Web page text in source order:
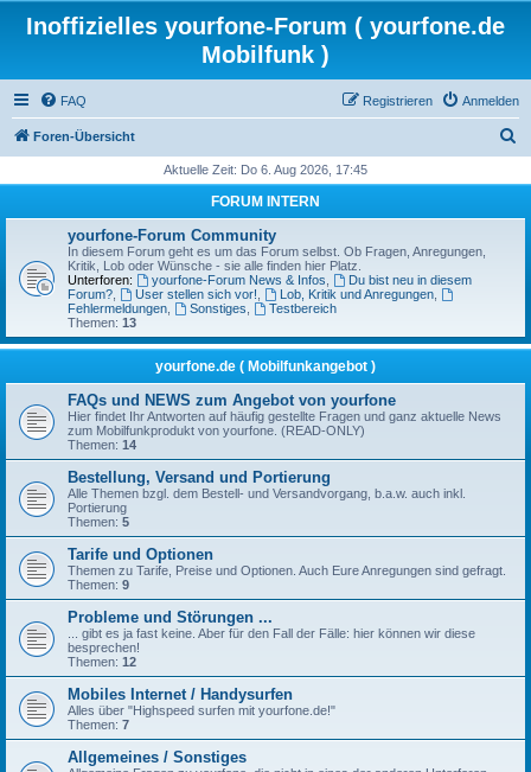
Inoffizielles yourfone-Forum ( yourfone.de
Mobilfunk )
FAQ Anmelden
Registrieren
Foren-Übersicht
h
Aktuelle Zeit: Do 6. Aug 2026, 17:45
FORUM INTERN
yourfone-Forum Community
In diesem Forum geht es um das Forum selbst. Ob Fragen, Anregungen,
Kritik, Lob oder Wünsche - sie alle finden hier Platz.
Unterforen:
yourfone-Forum News & Infos
Du bist neu in diesem
Forum?
User stellen sich vor! Lob, Kritik und Anregungen,
Fehlermeldungen
Sonstiges
Testbereich
Themen: 13
yourfone.de ( Mobilfunkangebot )
FAQs und NEWS zum Angebot von yourfone
Hier findet Ihr Antworten auf häufig gestellte Fragen und ganz aktuelle News
zum Mobilfunkprodukt von yourfone. (READ-ONLY)
Themen: 14
Bestellung, Versand und Portierung
Alle Themen bzgl. dem Bestell- und Versandvorgang, b.a.w. auch inkl.
Portierung
Themen: 5
Tarife und Optionen
Themen zu Tarife, Preise und Optionen. Auch Eure Anregungen sind gefragt.
Themen: 9
Probleme und Störungen ...
... gibt es ja fast keine. Aber für den Fall der Fälle: hier können wir diese
besprechen!
Themen: 12
Mobiles Internet / Handysurfen
Alles über "Highspeed surfen mit yourfone.de!"
Themen: 7
Allgemeines / Sonstiges